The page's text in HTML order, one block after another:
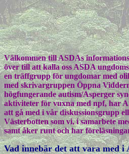
Välkommen till ASDAs
över till att kalla oss ASDA
en träffgrupp för ungdomar med
med skrivargruppen Öppna
högfungerande autism/Asperger
aktiviteter för vuxna med npf, har
att gå med i vår diskussionsgrupp
Västerbotten som vi, i samarbete
samt åker runt och har
Vad innebär det att vara med i